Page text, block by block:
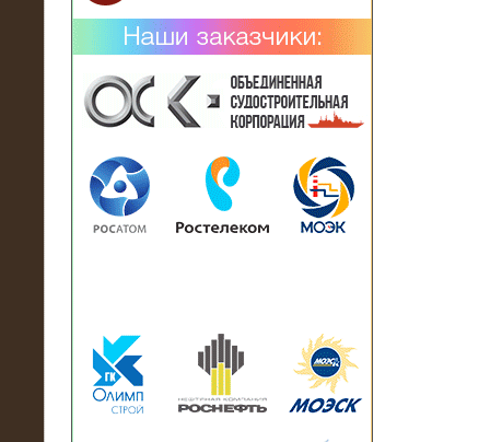
02.02.2019
Нагрузочный комплекс 26 МВт (10
кВ) поставлен в аренду на